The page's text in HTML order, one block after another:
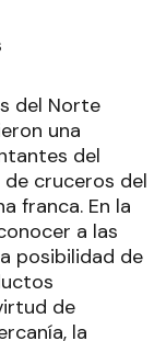
del Norte
una
del
cruceros del
franca. En la
a las
posibilidad de
de
la